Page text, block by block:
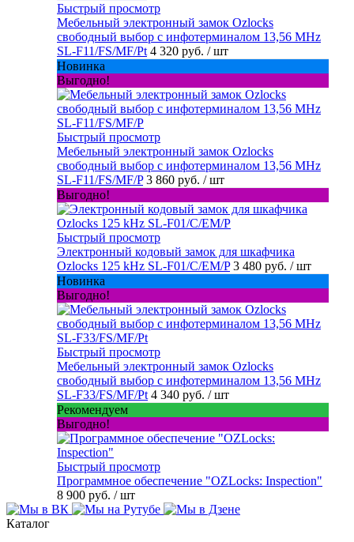
Быстрый просмотр
Мебельный электронный замок Ozlocks
свободный выбор с инфотерминалом 13,56 MHz
SL-F11/FS/MF/Pt 4 320 руб. / шт
Новинка
Выгодно!
Быстрый просмотр
Мебельный электронный замок Ozlocks
свободный выбор с инфотерминалом 13,56 MHz
SL-F11/FS/MF/P 3 860 руб. / шт
Выгодно!
Быстрый просмотр
Электронный кодовый замок для шкафчика
Ozlocks 125 kHz SL-F01/C/EM/P 3 480 руб. / шт
Новинка
Выгодно!
Быстрый просмотр
Мебельный электронный замок Ozlocks
свободный выбор с инфотерминалом 13,56 MHz
SL-F33/FS/MF/Pt 4 340 руб. / шт
Рекомендуем
Выгодно!
Быстрый просмотр
Программное обеспечение "OZLocks: Inspection"
8 900 руб. / шт
Каталог